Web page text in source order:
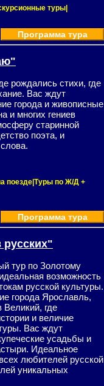
туры|
Программа тура
рождались стихи, где
Вас ждут
города и живописные
и многих гениев
старинной
поэта, и
поезде|Туры по Ж/Д +
Программа тура
русских"
тур по Золотому
возможность
русской культуры.
города Ярославль,
Великий, где
и величие
Вас ждут
усадьбы и
Идеальное
любителей русской
уникальных